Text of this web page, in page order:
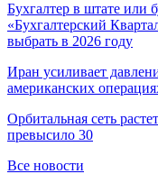
Бухгалтер в штате или
«Бухгалтерский
выбрать в 2026 году
Иран усиливает
американских
Орбитальная сеть
превысило 30
Все новости